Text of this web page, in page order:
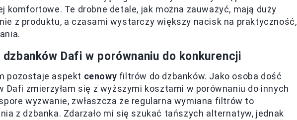
komfortowe. Te drobne detale, jak można zauważyć, mają duży
z produktu, a czasami wystarczy większy nacisk na praktyczność,
Dafi w porównaniu do konkurencji
pozostaje aspekt cenowy filtrów do dzbanków. Jako osoba dość
Dafi zmierzyłam się z wyższymi kosztami w porównaniu do innych
wyzwanie, zwłaszcza że regularna wymiana filtrów to
z dzbanka. Zdarzało mi się szukać tańszych alternatyw, jednak